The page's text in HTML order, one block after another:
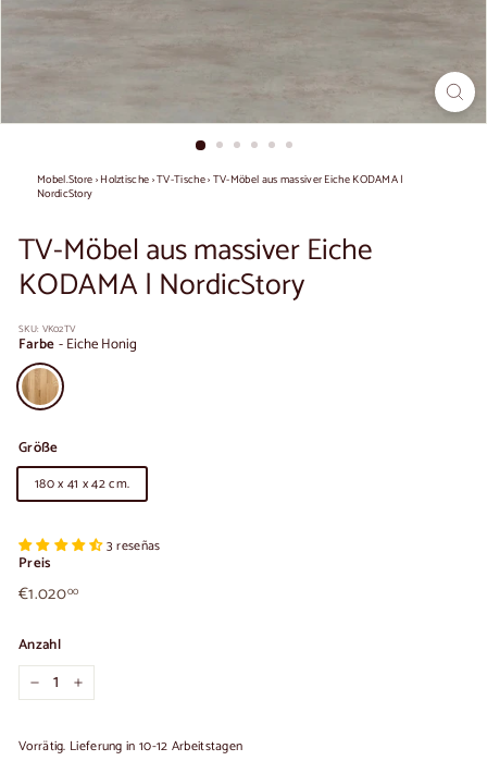
Mobel.Store›Holztische›TV-Tische›TV-Möbel aus massiver Eiche KODAMA |
NordicStory
TV-Möbel aus massiver Eiche
KODAMA | NordicStory
SKU: VK02TV
Farbe-Eiche Honig
Größe
180 x 41 x 42 cm.
3 reseñas
Preis
Üblicher
Preis
€1.02000€1.020,00
Anzahl
+
Vorrätig. Lieferung in 10-12 Arbeitstagen